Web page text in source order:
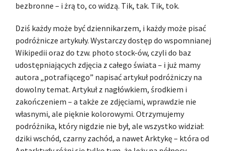
bezbronne – i żrą to, co widzą. Tik, tak. Tik, tok.
Dziś każdy może być dziennikarzem, i każdy może pisać
podróżnicze artykuły. Wystarczy dostęp do wspomnianej
Wikipedii oraz do tzw. photo stock-ów, czyli do baz
udostępniających zdjęcia z całego świata – i już mamy
autora „potrafiącego” napisać artykuł podróżniczy na
dowolny temat. Artykuł z nagłówkiem, środkiem i
zakończeniem – a także ze zdjęciami, wprawdzie nie
własnymi, ale pięknie kolorowymi. Otrzymujemy
podróżnika, który nigdzie nie był, ale wszystko widział:
dziki wschód, czarny zachód, a nawet Arktykę – która od